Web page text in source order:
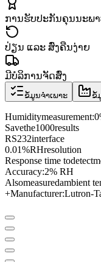
ການຮັບປະກັນຄຸນນະພ
ປ່ຽນ ແລະ ສົ່ງຄືນງ່າຍ
ມີບໍລິການຈັດສົ່ງ
ຂໍ້ມູນຈຳເພາະ ຂໍ້
Humiditymeasurement:0
Savethe1000results
RS232interface
0.01%RHresolution
Response time todetect
Accuracy:2% RH
Alsomeasuredambient
+Manufacturer:Lutron-